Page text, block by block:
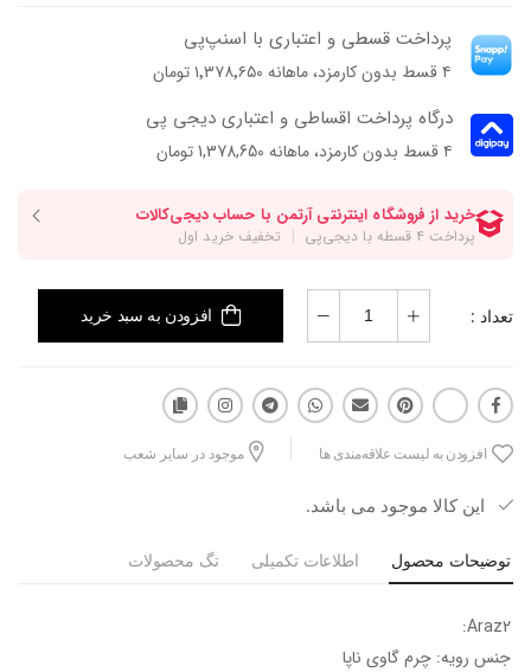
چرم طبیعی ناپا در کنار فرم کلاسیک کفش، حس شیک و ماندگارتری به
استایل میده؛ مدلی که خیلی راحت می‌تونه تبدیل بشه به انتخاب همیشگی
آقایونی که استایل رسمی و مینیمال رو ترجیح میدن.
پرداخت قسطی و اعتباری با اسنپ‌پی
۴ قسط بدون کارمزد، ماهانه ۱٬۳۷۸٬۶۵۰ تومان
درگاه پرداخت اقساطی و اعتباری دیجی پی
۴ قسط بدون کارمزد، ماهانه 1,378,650 تومان
تعداد : افزودن به سبد خرید
افزودن به لیست علاقه‌مندی ها موجود در سایر شعب
این کالا موجود می باشد.
توضیحات محصول اطلاعات تکمیلی تگ محصولات
Araz2:
جنس رویه: چرم گاوی ناپا